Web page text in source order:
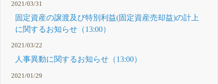
2021/03/31
固定資産の譲渡及び特別利益(固定資産売却益)の計上
に関するお知らせ（13:00）
2021/03/22
人事異動に関するお知らせ（13:00）
2021/01/29